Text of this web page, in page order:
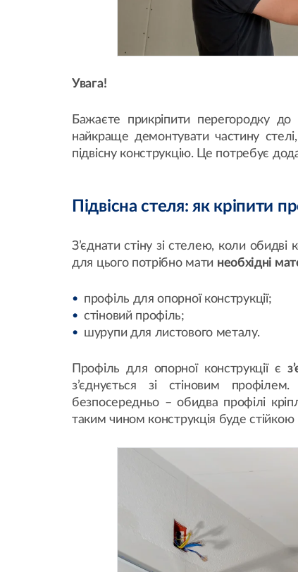
Увага!
Бажаєте прикріпити перегородку
найкраще демонтувати частину
підвісну конструкцію. Це потребує
Підвісна стеля: як кріпити
З’єднати стіну зі стелею, коли обидві
для цього потрібно мати необхідні
профіль для опорної конструкції;
стіновий профіль;
шурупи для листового металу.
Профіль для опорної конструкції є
з’єднується зі стіновим
безпосередньо – обидва профілі
таким чином конструкція буде